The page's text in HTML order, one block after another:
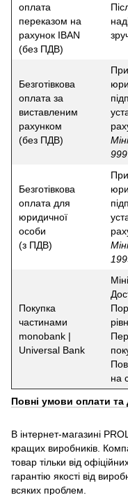
оплата
переказом на
рахунок IBAN
(без ПДВ)
Безготівкова
оплата за
виставленим
рахунком
(без ПДВ)
Безготівкова
оплата для
юридичної
особи
(з ПДВ)
Покупка
частинами
monobank |
Universal Bank
на
Повні умови оплати та
В інтернет-магазині
кращих виробників.
товар тільки від
гарантію якості від
всяких проблем.